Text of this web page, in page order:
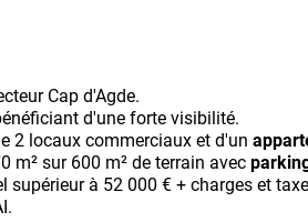
Cap d'Agde.
d'une forte visibilité.
2 locaux commerciaux et d'un
m² sur 600 m² de terrain avec
supérieur à 52 000 € + charges et